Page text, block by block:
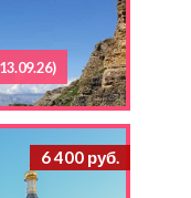
6 400 руб.